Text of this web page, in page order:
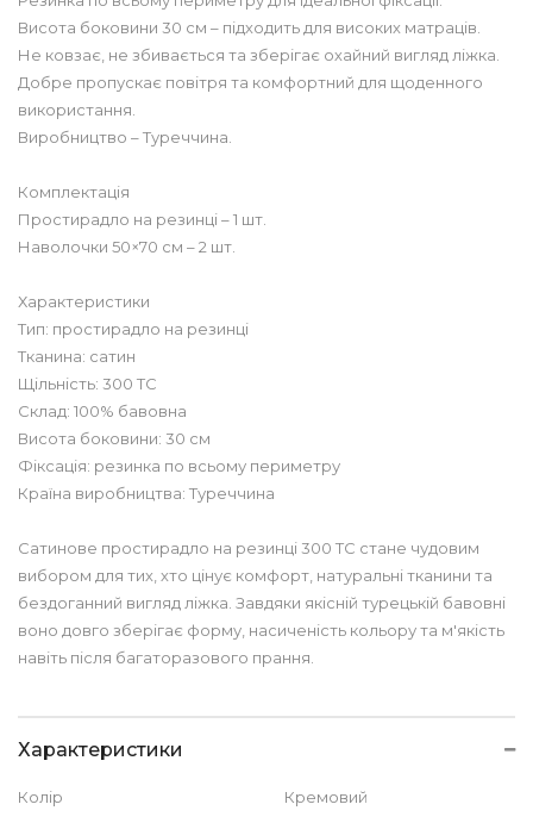
Висота боковини 30 см – підходить для високих матраців.
Не ковзає, не збивається та зберігає охайний вигляд ліжка.
Добре пропускає повітря та комфортний для щоденного
використання.
Виробництво – Туреччина.
Комплектація
Простирадло на резинці – 1 шт.
Наволочки 50×70 см – 2 шт.
Характеристики
Тип: простирадло на резинці
Тканина: сатин
Щільність: 300 TC
Склад: 100% бавовна
Висота боковини: 30 см
Фіксація: резинка по всьому периметру
Країна виробництва: Туреччина
Сатинове простирадло на резинці 300 TC стане чудовим
вибором для тих, хто цінує комфорт, натуральні тканини та
бездоганний вигляд ліжка. Завдяки якісній турецькій бавовні
воно довго зберігає форму, насиченість кольору та м'якість
навіть після багаторазового прання.
Характеристики
Колір Кремовий